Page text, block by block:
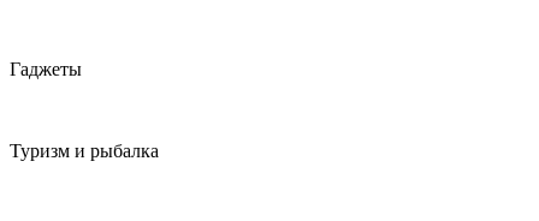
Гаджеты
Туризм и рыбалка